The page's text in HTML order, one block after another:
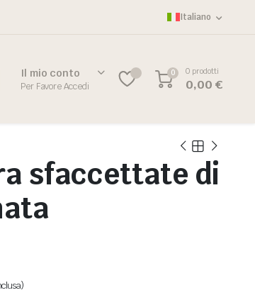
Italiano
Il mio conto
Per Favore Accedi
0 0 prodotti
0,00€
sfaccettate di